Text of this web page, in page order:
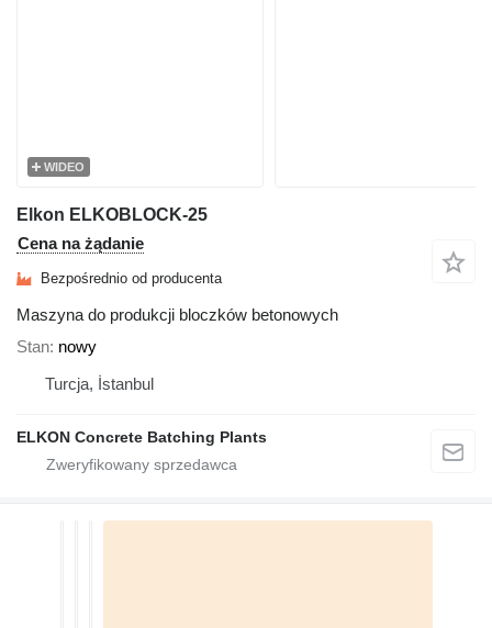
WIDEO
Elkon ELKOBLOCK-25
Cena na żądanie
Bezpośrednio od producenta
Maszyna do produkcji bloczków betonowych
Stan nowy
Turcja, İstanbul
ELKON Concrete Batching Plants